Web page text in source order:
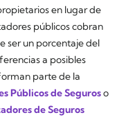
en lugar de
públicos cobran
ser un porcentaje del
a posibles
parte de la
Públicos de Seguroso
de Seguros